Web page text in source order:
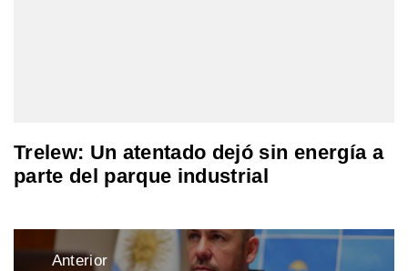
Trelew: Un atentado dejó sin energía a
parte del parque industrial
Navegación
Anterior